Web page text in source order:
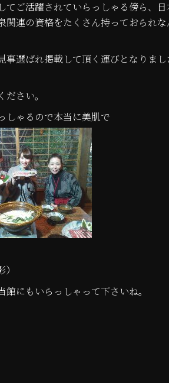
ご活躍されていらっしゃる傍ら、
連の資格をたくさん持っておられ
選ばれ掲載して頂く運びとなりま
さい。
しゃるので本当に美肌で
にもいらっしゃって下さいね。